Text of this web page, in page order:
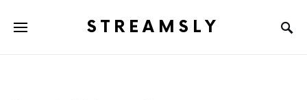
STREAMSLY